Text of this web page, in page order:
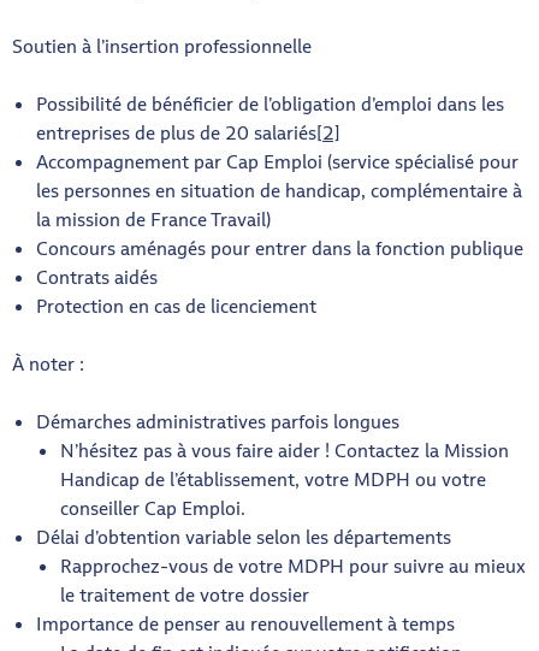
Soutien à l’insertion professionnelle
Possibilité de bénéficier de l’obligation d’emploi dans les
entreprises de plus de 20 salariés[2]
Accompagnement par Cap Emploi (service spécialisé pour
les personnes en situation de handicap, complémentaire à
la mission de France Travail)
Concours aménagés pour entrer dans la fonction publique
Contrats aidés
Protection en cas de licenciement
À noter :
Démarches administratives parfois longues
N’hésitez pas à vous faire aider ! Contactez la Mission
Handicap de l’établissement, votre MDPH ou votre
conseiller Cap Emploi.
Délai d’obtention variable selon les départements
Rapprochez-vous de votre MDPH pour suivre au mieux
le traitement de votre dossier
Importance de penser au renouvellement à temps